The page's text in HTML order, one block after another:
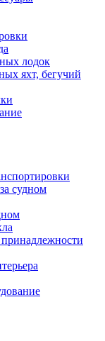
лодок
яхт, бегучий
судном